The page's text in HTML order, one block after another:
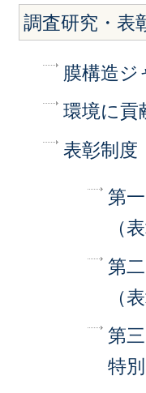
調査研究・表
膜構造ジ
環境に貢
表彰制度
第
（
第
（
第
特